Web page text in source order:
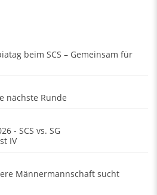
beim SCS – Gemeinsam für
nächste Runde
- SCS vs. SG
IV
Männermannschaft sucht